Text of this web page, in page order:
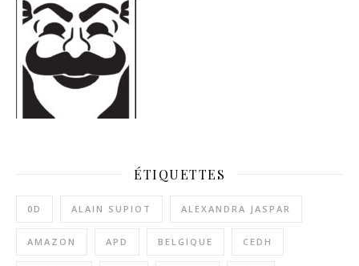
ÉTIQUETTES
0D ALAIN SUPIOT ALEXANDRA JASPAR
AMAZON APD BELGIQUE CEDH